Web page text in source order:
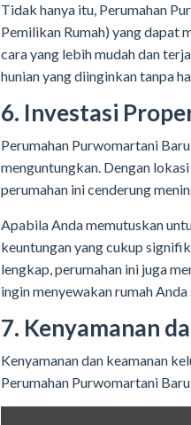
Tidak hanya itu, Perumahan
Pemilikan Rumah) yang dapat
cara yang lebih mudah dan
hunian yang diinginkan tanpa
6. Investasi
Perumahan Purwomartani
menguntungkan. Dengan
perumahan ini cenderung
Apabila Anda memutuskan
keuntungan yang cukup
lengkap, perumahan ini juga
ingin menyewakan rumah
7. Kenyamanan
Kenyamanan dan keamanan
Perumahan Purwomartani